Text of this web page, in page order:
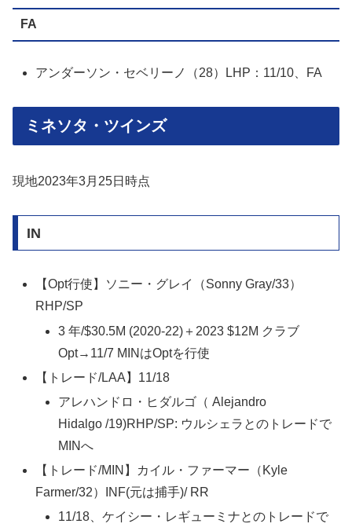
FA
アンダーソン・セベリーノ（28）LHP：11/10、FA
ミネソタ・ツインズ
現地2023年3月25日時点
IN
【Opt行使】ソニー・グレイ（Sonny Gray/33）
RHP/SP
3 年/$30.5M (2020-22)＋2023 $12M クラブ
Opt→11/7 MINはOptを行使
【トレード/LAA】11/18
アレハンドロ・ヒダルゴ（ Alejandro
Hidalgo /19)RHP/SP: ウルシェラとのトレードで
MINへ
【トレード/MIN】カイル・ファーマー（Kyle
Farmer/32）INF(元は捕手)/ RR
11/18、ケイシー・レギューミナとのトレードで